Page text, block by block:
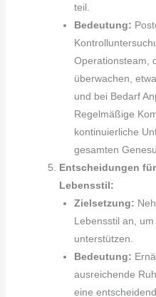
teil.
Bedeutung:
Operationsteam,
überwachen,
und bei Bedarf
Regelmäßige
kontinuierliche
gesamten
Entscheidungen
Lebensstil:
Zielsetzung:
Lebensstil an,
unterstützen.
Bedeutung:
ausreichende
eine